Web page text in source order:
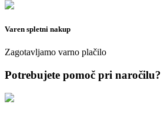
Varen spletni nakup
Zagotavljamo varno plačilo
Potrebujete pomoč pri naročilu?